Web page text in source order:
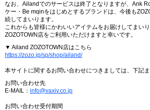
なお、Ailandでのサービスは終了となりますが、Ank
ケー・Be mqinをはじめとするブランドは、今後も
続してまいります。
これからも皆様にかわいいアイテムをお届けしてまい
ZOZOTOWN店をご利用いただけますと幸いです。
▼ Ailand ZOZOTOWN店はこちら
https://zozo.jp/sp/shop/ailand/
本サイトに関するお問い合わせにつきましては、下記ま
お問い合わせ先
E-MAIL： info@vaxiv.co.jp
お問い合わせ受付期間